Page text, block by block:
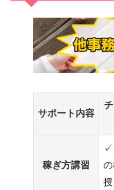
サポート内容
稼ぎ方講習
✓
授